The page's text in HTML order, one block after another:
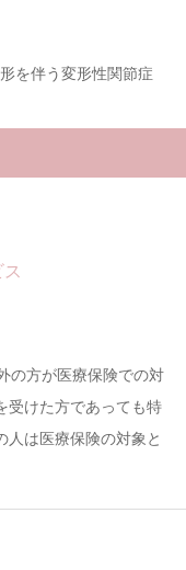
を伴う変形性関節症
の方が医療保険での対
受けた方であっても特
人は医療保険の対象と